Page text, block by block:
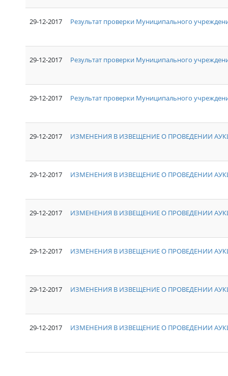
29-12-2017 Результат проверки Муниципального
29-12-2017 Результат проверки Муниципального
29-12-2017 Результат проверки Муниципального
29-12-2017 ИЗМЕНЕНИЯ В ИЗВЕЩЕНИЕ О ПРОВЕДЕНИИ
29-12-2017 ИЗМЕНЕНИЯ В ИЗВЕЩЕНИЕ О ПРОВЕДЕНИИ
29-12-2017 ИЗМЕНЕНИЯ В ИЗВЕЩЕНИЕ О ПРОВЕДЕНИИ
29-12-2017 ИЗМЕНЕНИЯ В ИЗВЕЩЕНИЕ О ПРОВЕДЕНИИ
29-12-2017 ИЗМЕНЕНИЯ В ИЗВЕЩЕНИЕ О ПРОВЕДЕНИИ
29-12-2017 ИЗМЕНЕНИЯ В ИЗВЕЩЕНИЕ О ПРОВЕДЕНИИ